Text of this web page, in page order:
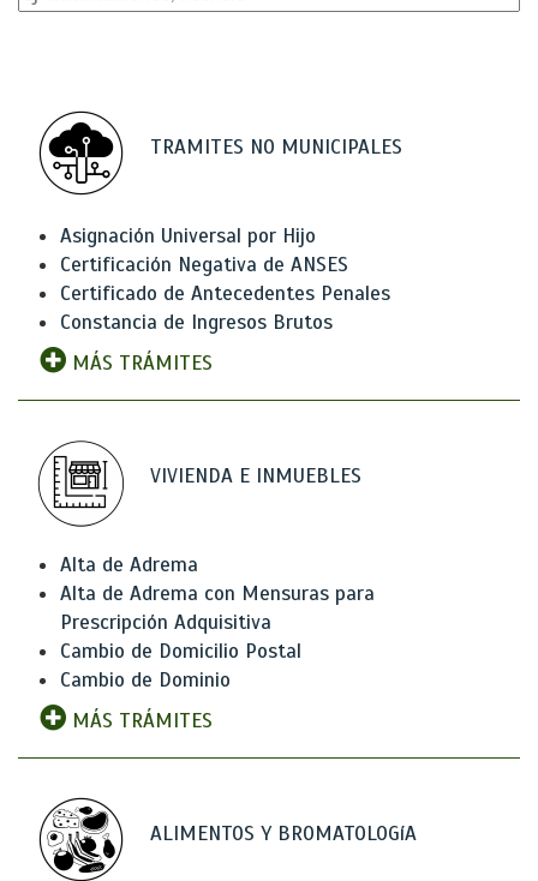
TRAMITES NO MUNICIPALES
Asignación Universal por Hijo
Certificación Negativa de ANSES
Certificado de Antecedentes Penales
Constancia de Ingresos Brutos
MÁS TRÁMITES
VIVIENDA E INMUEBLES
Alta de Adrema
Alta de Adrema con Mensuras para
Prescripción Adquisitiva
Cambio de Domicilio Postal
Cambio de Dominio
MÁS TRÁMITES
ALIMENTOS Y BROMATOLOGíA